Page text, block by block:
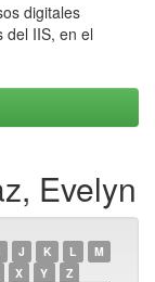
digitales
del IIS, en el
Evelyn
J K L
M
X Y Z